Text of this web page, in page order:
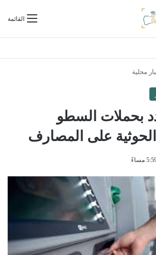
القائمةبحث عن
محلية
بحملات السطو
على المصارف